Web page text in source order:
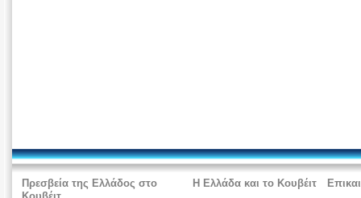
Πρεσβεία της Ελλάδος στο
Η Ελλάδα και το Κουβέιτ